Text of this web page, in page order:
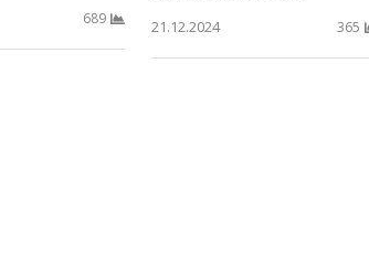
689
21.12.2024
365